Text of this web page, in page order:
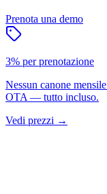
Prenota una demo
3% per prenotazione
Nessun canone
OTA — tutto incluso.
Vedi prezzi →